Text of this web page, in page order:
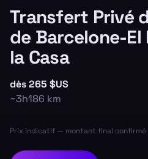
Transfert Privé
de Barcelone-El
la Casa
dès265 $US
~3h186 km
Prix indicatif — montant final confirmé